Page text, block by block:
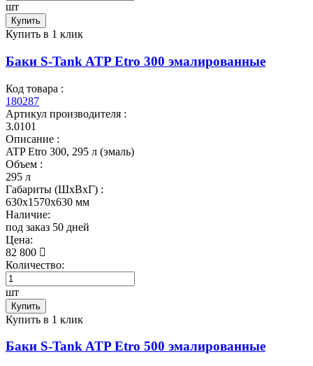
шт
Купить
Купить в 1 клик
Баки S-Tank ATP Etro 300 эмалированные
Код товара :
180287
Артикул производителя :
3.0101
Описание :
ATP Etro 300, 295 л (эмаль)
Объем :
295 л
Габариты (ШxВxГ) :
630x1570x630 мм
Наличие:
под заказ 50 дней
Цена:
82 800
Количество:
шт
Купить
Купить в 1 клик
Баки S-Tank ATP Etro 500 эмалированные